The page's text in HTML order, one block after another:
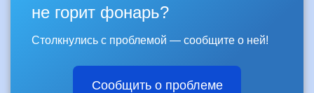
не горит фонарь?
Столкнулись с проблемой — сообщите о ней!
Сообщить о проблеме